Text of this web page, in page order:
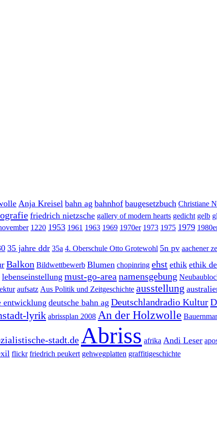
Anja Kreisel bahn ag bahnhof baugesetzbuch Christiane
friedrich nietzsche gallery of modern hearts gedicht gelb
1220 1953 1961 1963 1969 1970er 1973 1975 1979
35 jahre ddr 35a 4. Oberschule Otto Grotewohl 5n pv aachener
Balkon Bildwettbewerb Blumen chopinring ehst ethik ethik
lebenseinstellung must-go-area namensgebung
aufsatz Aus Politik und Zeitgeschichte ausstellung
entwicklung deutsche bahn ag Deutschlandradio Kultur
lyrik abrissplan 2008 An der Holzwolle
stadt.de Abriss afrika Andi Leser
flickr friedrich peukert gehwegplatten graffitigeschichte